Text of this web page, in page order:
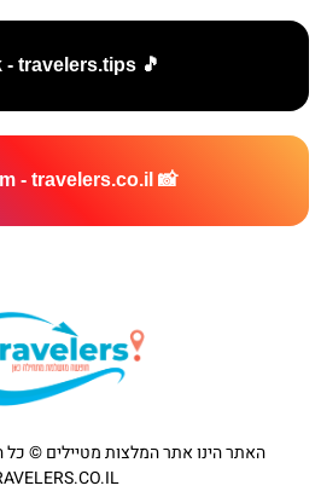
🎵 TikTok - travelers.tips
📸 Instagram - travelers.co.il
האתר הינו אתר המלצות מטיילים © כל